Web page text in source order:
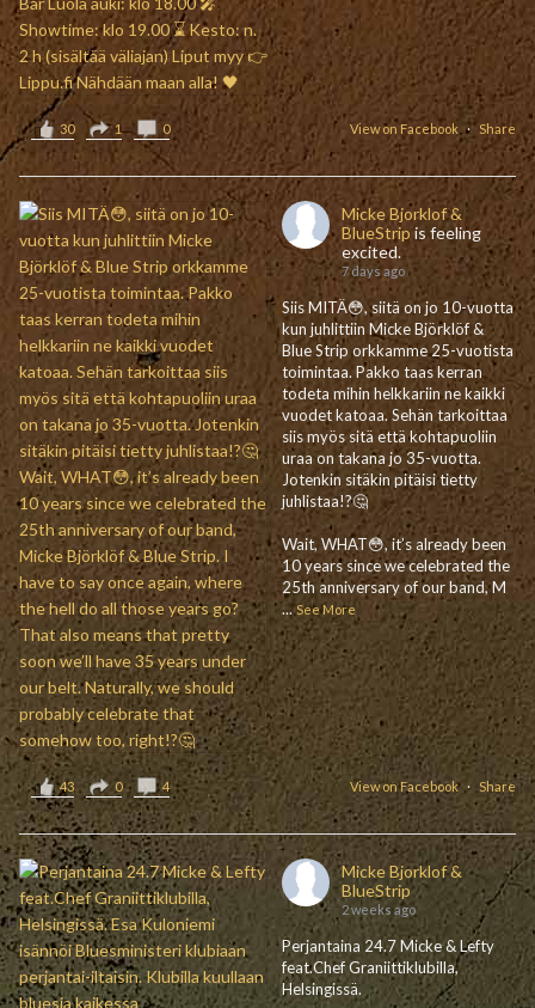
View on Facebook · Share
30 1 0
Micke Bjorklof &
BlueStrip is feeling
excited.
7 days ago
Siis MITÄ😳, siitä on jo 10-vuotta
kun juhlittiin Micke Björklöf &
Blue Strip orkkamme 25-vuotista
toimintaa. Pakko taas kerran
todeta mihin helkkariin ne kaikki
vuodet katoaa. Sehän tarkoittaa
siis myös sitä että kohtapuoliin
uraa on takana jo 35-vuotta.
Jotenkin sitäkin pitäisi tietty
juhlistaa!?🤔
Wait, WHAT😳, it’s already been
10 years since we celebrated the
25th anniversary of our band, M
...See More
View on Facebook · Share
43 0 4
Micke Bjorklof &
BlueStrip
2 weeks ago
Perjantaina 24.7 Micke & Lefty
feat.Chef Graniittiklubilla,
Helsingissä.